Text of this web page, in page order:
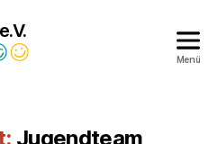
Menü
Jugendteam